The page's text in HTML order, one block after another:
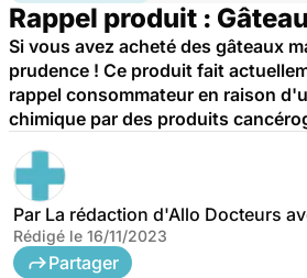
Rappel produit :
Si vous avez acheté des gâteaux
prudence ! Ce produit fait
rappel consommateur en raison
chimique par des produits
Par La rédaction d'Allo Docteurs
Rédigé le 16/11/2023
Partager